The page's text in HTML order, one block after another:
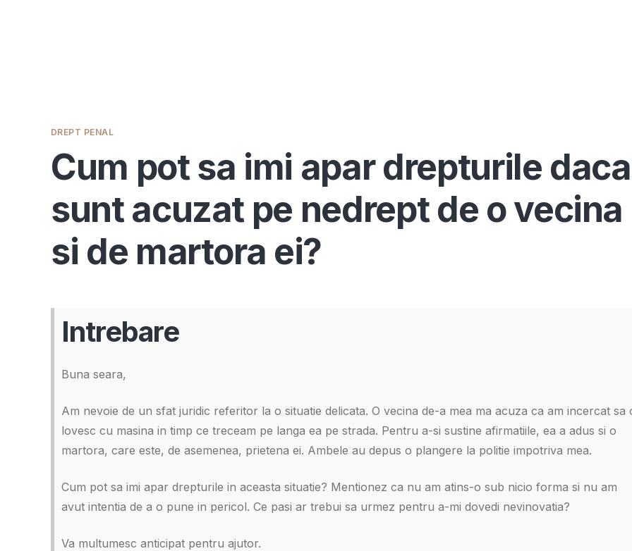
DREPT PENAL
Cum pot sa imi apar drepturile daca
sunt acuzat pe nedrept de o vecina
si de martora ei?
Intrebare
Buna seara,
Am nevoie de un sfat juridic referitor la o situatie delicata. O vecina de-a mea ma acuza ca am incercat sa
lovesc cu masina in timp ce treceam pe langa ea pe strada. Pentru a-si sustine afirmatiile, ea a adus si o
martora, care este, de asemenea, prietena ei. Ambele au depus o plangere la politie impotriva mea.
Cum pot sa imi apar drepturile in aceasta situatie? Mentionez ca nu am atins-o sub nicio forma si nu am
avut intentia de a o pune in pericol. Ce pasi ar trebui sa urmez pentru a-mi dovedi nevinovatia?
Va multumesc anticipat pentru ajutor.